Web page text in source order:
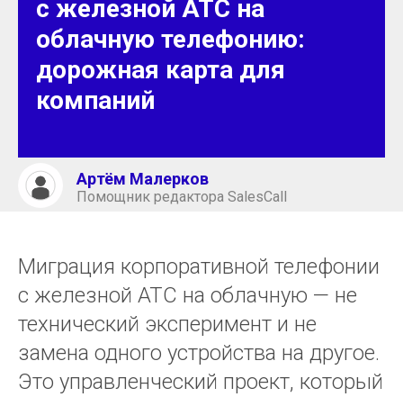
с железной АТС на
облачную телефонию:
дорожная карта для
компаний
Артём Малерков
Помощник редактора SalesCall
Миграция корпоративной телефонии
с железной АТС на облачную — не
технический эксперимент и не
замена одного устройства на другое.
Это управленческий проект, который